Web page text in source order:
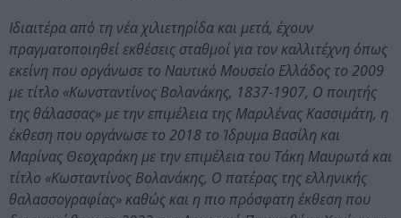
Ιδιαιτέρα από τη νέα χιλιετηρίδα και μετά, έχουν
πραγματοποιηθεί εκθέσεις σταθμοί για τον καλλιτέχνη όπως
εκείνη που οργάνωσε το Ναυτικό Μουσείο Ελλάδος το 2009
με τίτλο «Κωνσταντίνος Βολανάκης, 1837-1907, O ποιητής
της θάλασσας» με την επιμέλεια της Μαριλένας Κασσιμάτη, η
έκθεση που οργάνωσε το 2018 το Ίδρυμα Βασίλη και
Μαρίνας Θεοχαράκη με την επιμέλεια του Τάκη Μαυρωτά και
τίτλο «Κωσταντίνος Βολανάκης, O πατέρας της ελληνικής
θαλασσογραφίας» καθώς και η πιο πρόσφατη έκθεση που